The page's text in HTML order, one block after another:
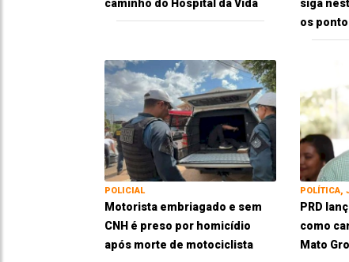
caminho do Hospital da Vida
siga
os
POLICIAL
Motorista embriagado e sem
CNH é preso por homicídio
após morte de motociclista
POLÍTICA,
PRD
como
Mato